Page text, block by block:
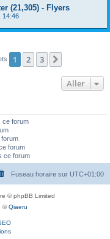
(21,305) - Flyers
14:46
1 2 3
Aller
ce forum
forum
ce forum
Fuseau horaire sur UTC+01:00
© phpBB Limited
©Qiaeru